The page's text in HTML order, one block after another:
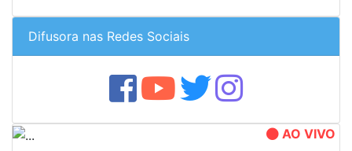
Difusora nas Redes Sociais
AO VIVO